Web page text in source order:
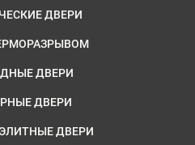
ДВЕРИ
ДВЕРИ
ДВЕРИ
ДВЕРИ